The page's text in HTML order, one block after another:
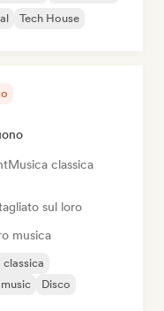
Tech House
Musica classica
sul loro
musica
classica
Disco